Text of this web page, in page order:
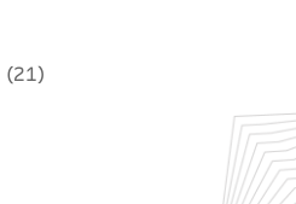
(21)